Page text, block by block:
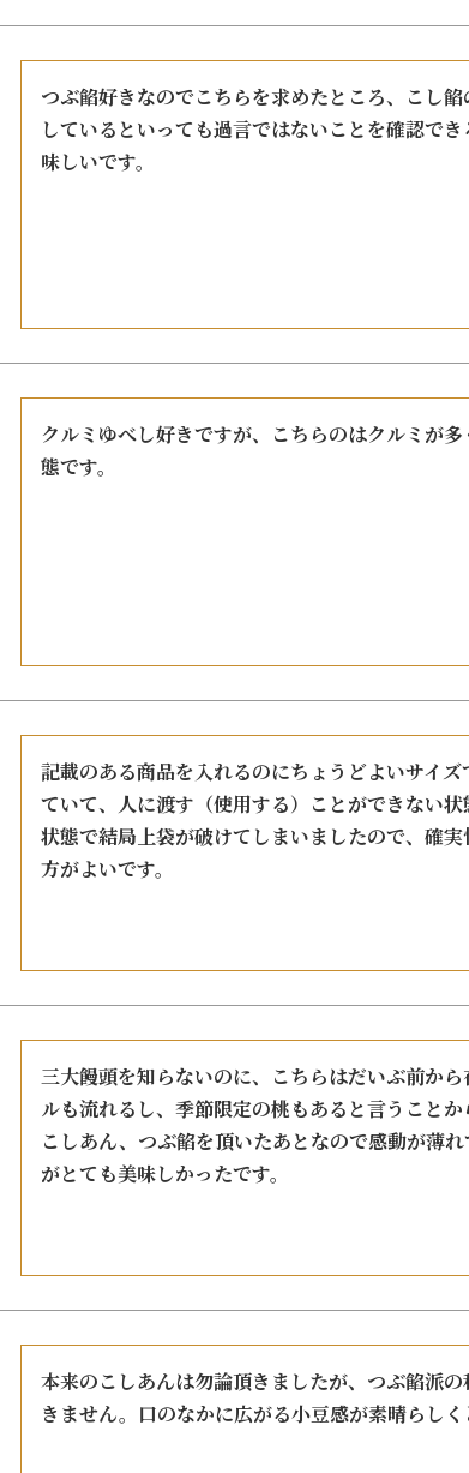
つぶ餡好きなのでこちらを求めたところ、こし
しているといっても過言ではないことを確認で
味しいです。
クルミゆべし好きですが、こちらのはクルミが
態です。
記載のある商品を入れるのにちょうどよいサイ
ていて、人に渡す（使用する）ことができない
状態で結局上袋が破けてしまいましたので、確
方がよいです。
三大饅頭を知らないのに、こちらはだいぶ前か
ルも流れるし、季節限定の桃もあると言うこと
こしあん、つぶ餡を頂いたあとなので感動が薄
がとても美味しかったです。
本来のこしあんは勿論頂きましたが、つぶ餡派
きません。口のなかに広がる小豆感が素晴らしく